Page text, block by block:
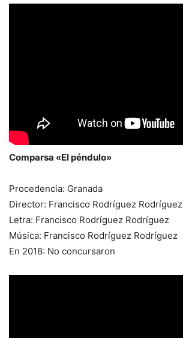
Comparsa «El péndulo»
Procedencia: Granada
Director: Francisco Rodríguez Rodríguez
Letra: Francisco Rodríguez Rodríguez
Música: Francisco Rodríguez Rodríguez
En 2018: No concursaron